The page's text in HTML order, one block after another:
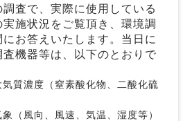
調査で、実際に使用している
施状況をご覧頂き、環境調
お答えいたします。当日に
査機器等は、以下のとおりで
質濃度（窒素酸化物、二酸化硫
（風向、風速、気温、湿度等）